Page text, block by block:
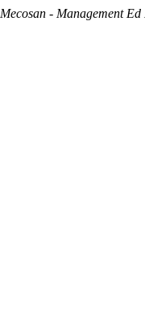
Mecosan - Management